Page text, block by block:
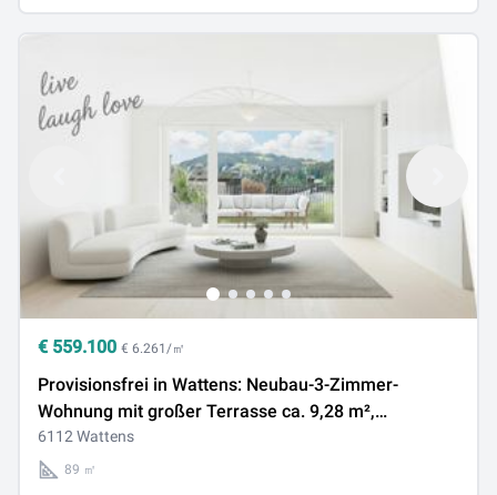
€ 559.100 € 6.261/㎡
Provisionsfrei in Wattens: Neubau-3-Zimmer-
Wohnung mit großer Terrasse ca. 9,28 m²,
Fernwärme & Solaranlage
6112 Wattens
89 ㎡